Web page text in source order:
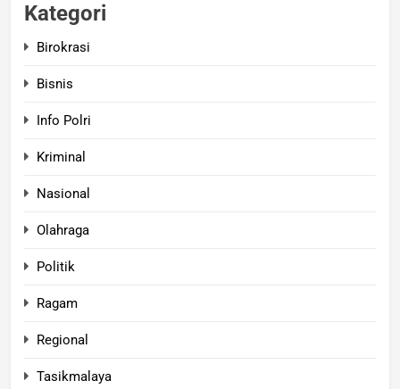
Kategori
Birokrasi
Bisnis
Info Polri
Kriminal
Nasional
Olahraga
Politik
Ragam
Regional
Tasikmalaya